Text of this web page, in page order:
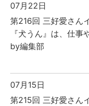
07月22日
第216回 三好愛さん
『犬うん』は、仕事
by編集部
07月15日
第215回 三好愛さん